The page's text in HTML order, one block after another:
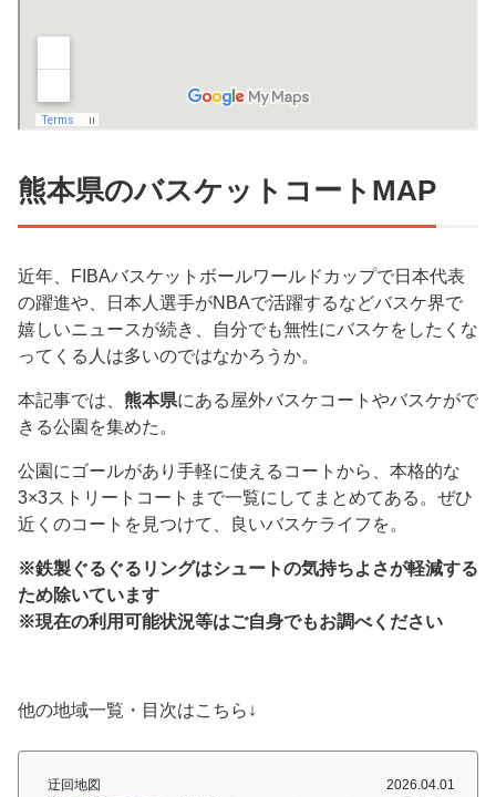
熊本県のバスケットコートMAP
近年、FIBAバスケットボールワールドカップで日本代表
の躍進や、日本人選手がNBAで活躍するなどバスケ界で
嬉しいニュースが続き、自分でも無性にバスケをしたくな
ってくる人は多いのではなかろうか。
本記事では、 熊本県にある屋外バスケコートやバスケがで
きる公園を集めた。
公園にゴールがあり手軽に使えるコートから、本格的な
3×3ストリートコートまで一覧にしてまとめてある。ぜひ
近くのコートを見つけて、良いバスケライフを。
※鉄製ぐるぐるリングはシュートの気持ちよさが軽減する
ため除いています
※現在の利用可能状況等はご自身でもお調べください
他の地域一覧・目次はこちら↓
迂回地図 2026.04.01